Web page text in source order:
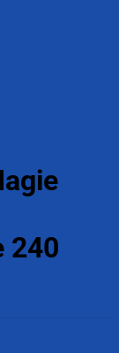
240